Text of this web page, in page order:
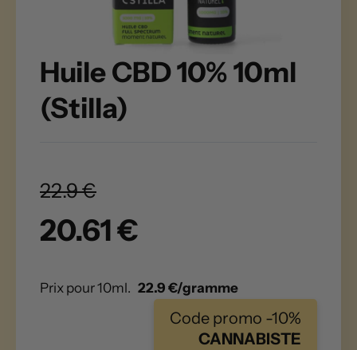
Huile CBD 10% 10ml
(Stilla)
22.9 €
20.61 €
Prix pour 10ml. 22.9 €/gramme
Code promo -10%
CANNABISTE